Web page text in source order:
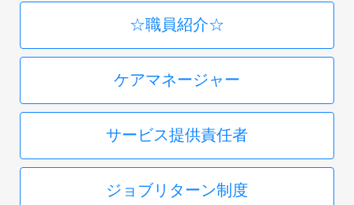
☆職員紹介☆
ケアマネージャー
サービス提供責任者
ジョブリターン制度